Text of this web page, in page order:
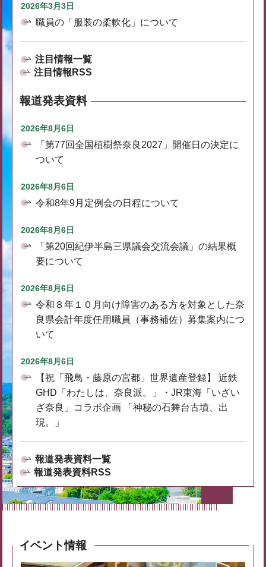
2026年3月3日
職員の「服装の柔軟化」について
注目情報一覧
注目情報RSS
報道発表資料
2026年8月6日
「第77回全国植樹祭奈良2027」開催日の決定に
ついて
2026年8月6日
令和8年9月定例会の日程について
2026年8月6日
「第20回紀伊半島三県議会交流会議」の結果概
要について
2026年8月6日
令和８年１０月向け障害のある方を対象とした奈
良県会計年度任用職員（事務補佐）募集案内につ
いて
2026年8月6日
【祝「飛鳥・藤原の宮都」世界遺産登録】 近鉄
GHD「わたしは、奈良派。」・JR東海「いざい
ざ奈良」コラボ企画 「神秘の石舞台古墳、出
現。」
報道発表資料一覧
報道発表資料RSS
イベント情報